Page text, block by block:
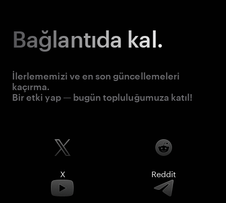
Bağlantıda kal.
İlerlememizi ve en son güncellemeleri
kaçırma.
Bir etki yap — bugün topluluğumuza katıl!
X Reddit